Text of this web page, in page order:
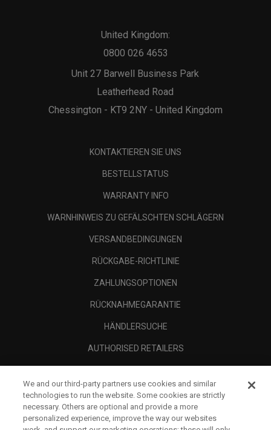
Unit 27 Barwell Business Park
Leatherhead Road
Chessington - KT9 2NY - United Kingdom
United Kingdom:
0800 026 4653
KONTAKTIEREN SIE UNS
BESTELLSTATUS
WARRANTY INFO
WARNHINWEIS ZU GEFÄLSCHTEN SCHLÄGERN
VERSANDBEDINGUNGEN
RÜCKGABE-RICHTLINIE
ZAHLUNGSOPTIONEN
RÜCKNAHMEGARANTIE
HÄNDLERSUCHE
AUTHORISED RETAILERS
UNTERNEHMENSPROFIL
RECHTLICHES-
We and our third-party partners use cookies and similar
technologies to run the website. Some cookies are strictly
necessary. Others are optional and provide a more
personalized experience, improve the way our websites